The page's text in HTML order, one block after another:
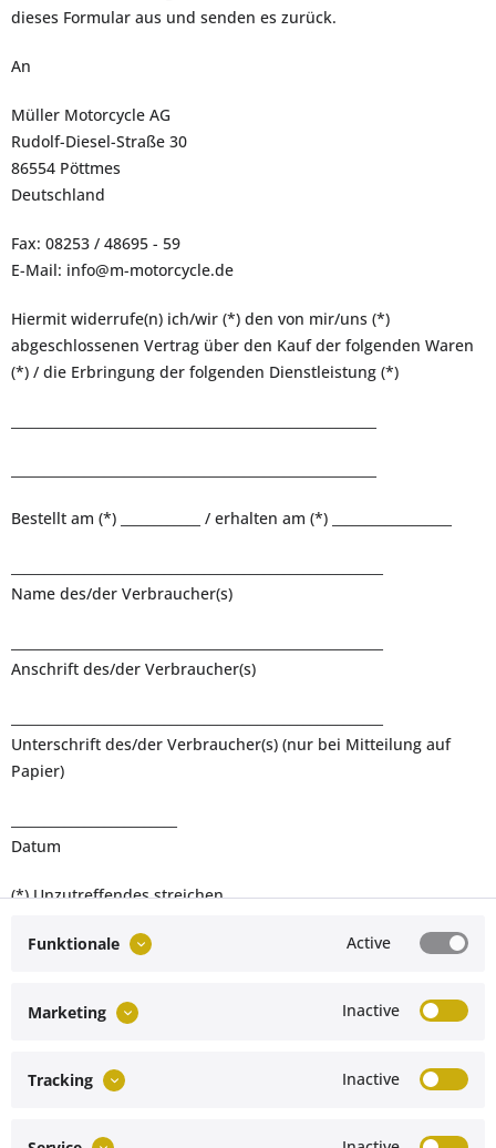
dieses Formular aus und senden es zurück.
An
Müller Motorcycle AG
Rudolf-Diesel-Straße 30
86554 Pöttmes
Deutschland
Fax: 08253 / 48695 - 59
E-Mail: info@m-motorcycle.de
Hiermit widerrufe(n) ich/wir (*) den von mir/uns (*)
abgeschlossenen Vertrag über den Kauf der folgenden Waren
(*) / die Erbringung der folgenden Dienstleistung (*)
Bestellt am (*) ____________ / erhalten am (*) __________________
Name des/der Verbraucher(s)
Anschrift des/der Verbraucher(s)
Unterschrift des/der Verbraucher(s) (nur bei Mitteilung auf
Papier)
Datum
(*) Unzutreffendes streichen
Funktionale Active
Marketing Inactive
Tracking Inactive